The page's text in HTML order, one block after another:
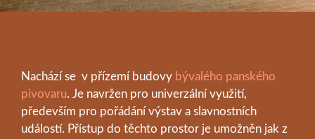
Nachází se v přízemí budovy bývalého panského
pivovaru. Je navržen pro univerzální využití,
především pro pořádání výstav a slavnostních
událostí. Přístup do těchto prostor je umožněn jak z